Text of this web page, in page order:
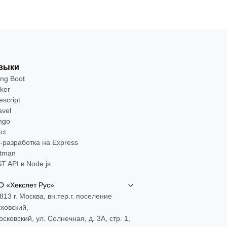
Boot
разработка на Express
API в Node.js
«Хекслет Рус»
г. Москва, вн.тер.г. поселение
ул. Солнечная, д. 3А, стр. 1,